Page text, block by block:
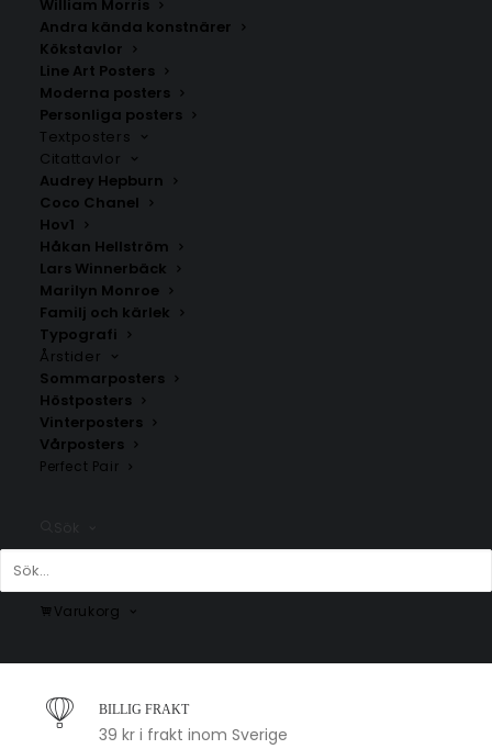
William Morris
Andra kända konstnärer
Kökstavlor
Line Art Posters
Moderna posters
Personliga posters
Textposters
Citattavlor
Audrey Hepburn
Coco Chanel
Hov1
Håkan Hellström
Lars Winnerbäck
Marilyn Monroe
Familj och kärlek
Typografi
Årstider
Sommarposters
Höstposters
Vinterposters
Vårposters
Perfect Pair
Varukorg
Krokom
Fr. 200.00
Gremmelgård
SNABB LEVERANS
BILLIG FRAKT
39 kr i frakt inom Sverige